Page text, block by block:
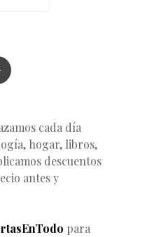
cada día
hogar, libros,
descuentos
antes y
para